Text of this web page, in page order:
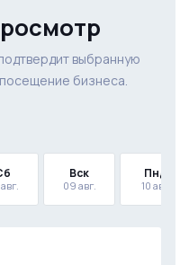
выбранную
бизнеса.
Вск
09 авг.
Пнд
10 авг.